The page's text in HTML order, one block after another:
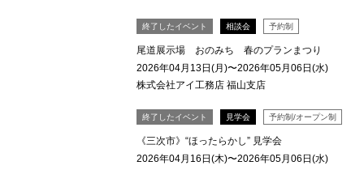
終了したイベント 相談会 予約制
尾道展示場 おのみち 春のプランまつり
2026年04月13日(月)〜2026年05月06日(水)
株式会社アイ工務店 福山支店
終了したイベント 見学会 予約制/オープン制
《三次市》“ほったらかし” 見学会
2026年04月16日(木)〜2026年05月06日(水)